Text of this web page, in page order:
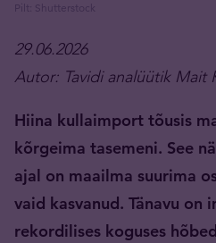
Pilt: Shutterstock
29.06.2026
Autor: Tavidi analüütik Mait
Hiina kullaimport tõusis
kõrgeima tasemeni. See
ajal on maailma suurima
vaid kasvanud. Tänavu on
rekordilises koguses